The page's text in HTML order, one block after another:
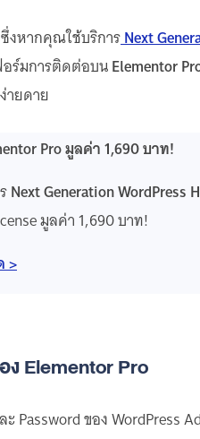
งหากคุณใช้บริการNext
ร์มการติดต่อบนElementor
ายดาย
Pro มูลค่า 1,690 บาท!
Next Generation WordPress
มูลค่า 1,690 บาท!
>
Elementor Pro
Password ของ